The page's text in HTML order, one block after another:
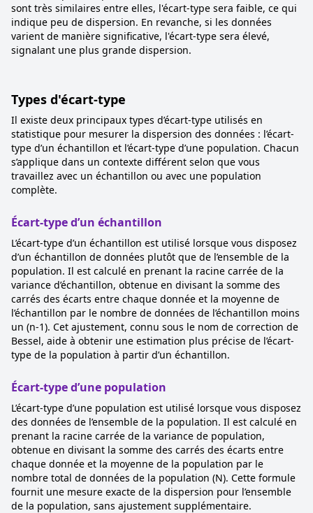
sont très similaires entre elles, l'écart-type sera faible, ce qui
indique peu de dispersion. En revanche, si les données
varient de manière significative, l'écart-type sera élevé,
signalant une plus grande dispersion.
Types d'écart-type
Il existe deux principaux types d’écart-type utilisés en
statistique pour mesurer la dispersion des données : l’écart-
type d’un échantillon et l’écart-type d’une population. Chacun
s’applique dans un contexte différent selon que vous
travaillez avec un échantillon ou avec une population
complète.
Écart-type d’un échantillon
L’écart-type d’un échantillon est utilisé lorsque vous disposez
d’un échantillon de données plutôt que de l’ensemble de la
population. Il est calculé en prenant la racine carrée de la
variance d’échantillon, obtenue en divisant la somme des
carrés des écarts entre chaque donnée et la moyenne de
l’échantillon par le nombre de données de l’échantillon moins
un (n-1). Cet ajustement, connu sous le nom de correction de
Bessel, aide à obtenir une estimation plus précise de l’écart-
type de la population à partir d’un échantillon.
Écart-type d’une population
L’écart-type d’une population est utilisé lorsque vous disposez
des données de l’ensemble de la population. Il est calculé en
prenant la racine carrée de la variance de population,
obtenue en divisant la somme des carrés des écarts entre
chaque donnée et la moyenne de la population par le
nombre total de données de la population (N). Cette formule
fournit une mesure exacte de la dispersion pour l’ensemble
de la population, sans ajustement supplémentaire.